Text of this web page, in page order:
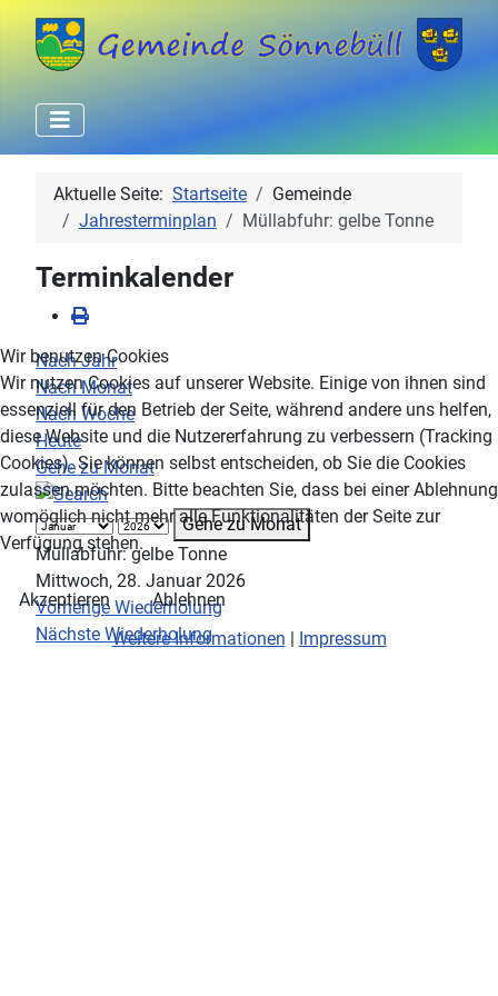
Aktuelle Seite: Startseite
Gemeinde
Jahresterminplan
Müllabfuhr: gelbe Tonne
Terminkalender
Nach Jahr
Nach Monat
Nach Woche
Heute
Gehe zu Monat
Gehe zu Monat
Müllabfuhr: gelbe Tonne
Mittwoch, 28. Januar 2026
Vorherige Wiederholung
Nächste Wiederholung
Wir benutzen Cookies
Wir nutzen Cookies auf unserer Website. Einige von ihnen sind
essenziell für den Betrieb der Seite, während andere uns helfen,
diese Website und die Nutzererfahrung zu verbessern (Tracking
Cookies). Sie können selbst entscheiden, ob Sie die Cookies
zulassen möchten. Bitte beachten Sie, dass bei einer Ablehnung
womöglich nicht mehr alle Funktionalitäten der Seite zur
Verfügung stehen.
Akzeptieren
Ablehnen
Weitere Informationen | Impressum